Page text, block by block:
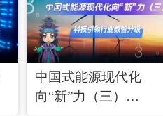
中国式能源现代化
向“新”力（三）